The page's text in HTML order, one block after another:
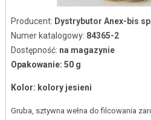
Producent: Dystrybutor Anex-bis
Numer katalogowy: 84365-2
Dostępność: na magazynie
Opakowanie: 50 g
Kolor: kolory jesieni
Gruba, sztywna wełna do filcowania